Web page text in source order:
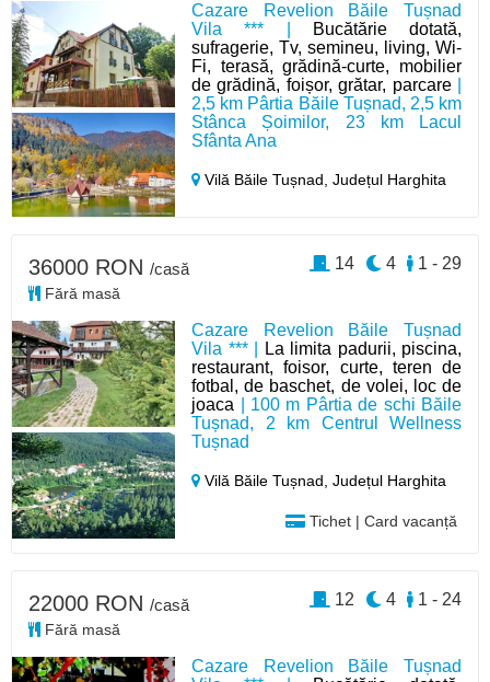
Cazare Revelion Băile Tușnad
Vila *** |
Bucătărie dotată,
sufragerie, Tv, semineu, living, Wi-
Fi, terasă, grădină-curte, mobilier
de grădină, foișor, grătar, parcare|
2,5 km Pârtia Băile Tușnad, 2,5 km
Stânca Șoimilor, 23 km Lacul
Sfânta Ana
Vilă Băile Tușnad,Județul Harghita
Cazare Revelion Băile Tușnad
Vila *** |
La limita padurii, piscina,
restaurant, foisor, curte, teren de
fotbal, de baschet, de volei, loc de
joaca | 100 m Pârtia de schi Băile
Tușnad, 2 km Centrul Wellness
Tușnad
Vilă Băile Tușnad,Județul Harghita
Tichet | Card vacanță
36000 RON /casă
Fără masă
1 - 29
4
14
Cazare Revelion Băile Tușnad
22000 RON /casă
Fără masă
1 - 24
4
12